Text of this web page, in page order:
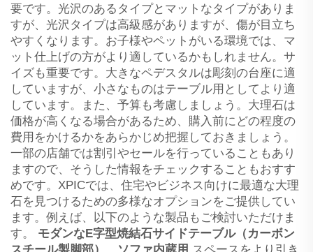
要です。光沢のあるタイプとマットなタイプがありま
すが、光沢タイプは高級感がありますが、傷が目立ち
やすくなります。お子様やペットがいる環境では、マ
ット仕上げの方がより適しているかもしれません。サ
イズも重要です。大きなペデスタルは彫刻の台座に適
していますが、小さなものはテーブル用としてより適
しています。また、予算も考慮しましょう。大理石は
価格が高くなる場合があるため、購入前にどの程度の
費用をかけるかをあらかじめ把握しておきましょう。
一部の店舗では割引やセールを行っていることもあり
ますので、そうした情報をチェックすることもおすす
めです。XPICでは、住宅やビジネス向けに最適な大理
石を見つけるための多様なオプションをご提供してい
ます。例えば、以下のような製品もご検討いただけま
す。 モダンなE字型焼結石サイドテーブル（カーボン